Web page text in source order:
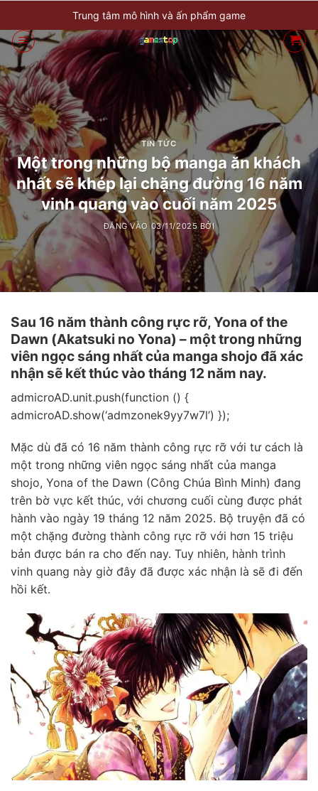
qua
nội
dung
Trung tâm mô hình và ấn phẩm game
TIN TỨC
Một trong những bộ manga ăn khách
nhất sẽ khép lại chặng đường 16 năm
vinh quang vào cuối năm 2025
ĐĂNG VÀO03/11/2025 BỞI
Sau 16 năm thành công rực rỡ, Yona of the
Dawn (Akatsuki no Yona) – một trong những
viên ngọc sáng nhất của manga shojo đã xác
nhận sẽ kết thúc vào tháng 12 năm nay.
admicroAD.unit.push(function () {
admicroAD.show(‘admzonek9yy7w7l’) });
Mặc dù đã có 16 năm thành công rực rỡ với tư cách là
một trong những viên ngọc sáng nhất của manga
shojo, Yona of the Dawn (Công Chúa Bình Minh) đang
trên bờ vực kết thúc, với chương cuối cùng được phát
hành vào ngày 19 tháng 12 năm 2025. Bộ truyện đã có
một chặng đường thành công rực rỡ với hơn 15 triệu
bản được bán ra cho đến nay. Tuy nhiên, hành trình
vinh quang này giờ đây đã được xác nhận là sẽ đi đến
hồi kết.